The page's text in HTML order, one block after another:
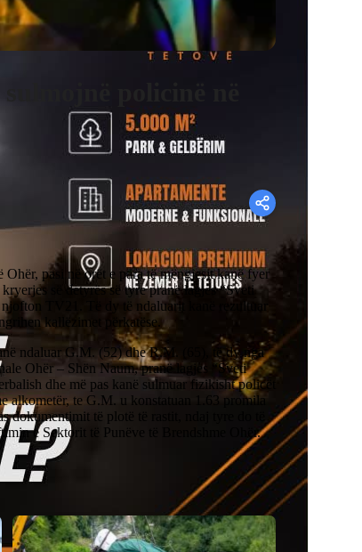
policinë në
pasi në orët e para të mëngjesit kanë fyer
së detyrës së tyre pranë lagjes “Sveti
TV21. Të dy të ndaluarit kanë rezultuar
kallëzimet përkatëse.
ndaluar G.M. (52) dhe R.M. (65), të dy nga
Ohër – Shën Naum, pranë lagjes “Sveti
dhe më pas kanë sulmuar fizikisht policët
alkometër, te G.M. u konstatuan 1.63 promila
të plotë të rastit, ndaj tyre do të
e Sektorit të Punëve të Brendshme Ohër.